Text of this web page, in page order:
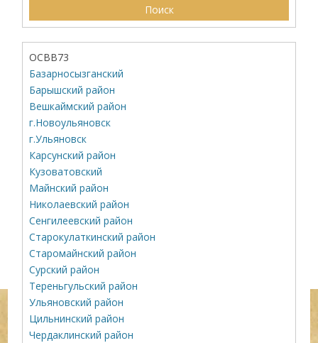
ОСВВ73
Базарносызганский
Барышский район
Вешкаймский район
г.Новоульяновск
г.Ульяновск
Карсунский район
Кузоватовский
Майнский район
Николаевский район
Сенгилеевский район
Старокулаткинский район
Старомайнский район
Сурский район
Тереньгульский район
Ульяновский район
Цильнинский район
Чердаклинский район